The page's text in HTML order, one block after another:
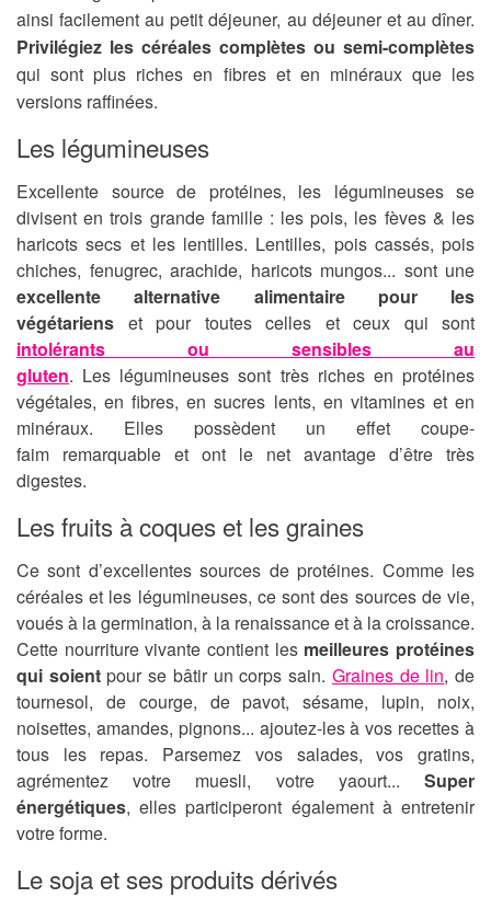
ainsi facilement au petit déjeuner, au déjeuner et au dîner.
Privilégiez les céréales complètes ou semi-complètes
qui sont plus riches en fibres et en minéraux que les
versions raffinées.
Les légumineuses
Excellente source de protéines, les légumineuses se
divisent en trois grande famille : les pois, les fèves & les
haricots secs et les lentilles. Lentilles, pois cassés, pois
chiches, fenugrec, arachide, haricots mungos... sont une
excellente alternative alimentaire pour les
végétariens et pour toutes celles et ceux qui sont
intolérants ou sensibles au
gluten. Les légumineuses sont très riches en protéines
végétales, en fibres, en sucres lents, en vitamines et en
minéraux. Elles possèdent un effet coupe-
faim remarquable et ont le net avantage d’être très
digestes.
Les fruits à coques et les graines
Ce sont d’excellentes sources de protéines. Comme les
céréales et les légumineuses, ce sont des sources de vie,
voués à la germination, à la renaissance et à la croissance.
Cette nourriture vivante contient les meilleures protéines
qui soientpour se bâtir un corps sain. Graines de lin, de
tournesol, de courge, de pavot, sésame, lupin, noix,
noisettes, amandes, pignons... ajoutez-les à vos recettes à
tous les repas. Parsemez vos salades, vos gratins,
agrémentez votre muesli, votre yaourt... Super
énergétiques, elles participeront également à entretenir
votre forme.
Le soja et ses produits dérivés